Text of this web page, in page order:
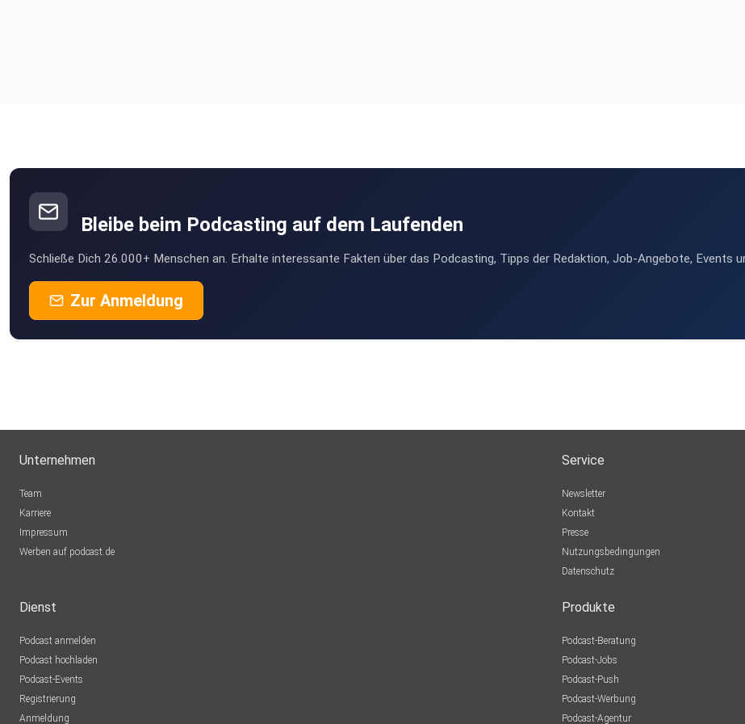
Bleibe beim Podcasting auf dem Laufenden
Schließe Dich 26.000+ Menschen an. Erhalte interessante Fakten über das Podcasting, Tipps der Redaktion, Job-Angebote, Events
Zur Anmeldung
Unternehmen
Team
Karriere
Impressum
Werben auf podcast.de
Service
Newsletter
Kontakt
Presse
Nutzungsbedingungen
Datenschutz
Dienst
Podcast anmelden
Podcast hochladen
Podcast-Events
Registrierung
Anmeldung
Produkte
Podcast-Beratung
Podcast-Jobs
Podcast-Push
Podcast-Werbung
Podcast-Agentur